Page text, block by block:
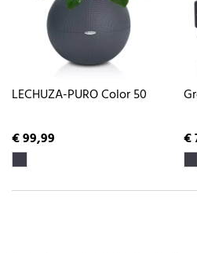
LECHUZA-PURO Color 50
€ 99,99 €